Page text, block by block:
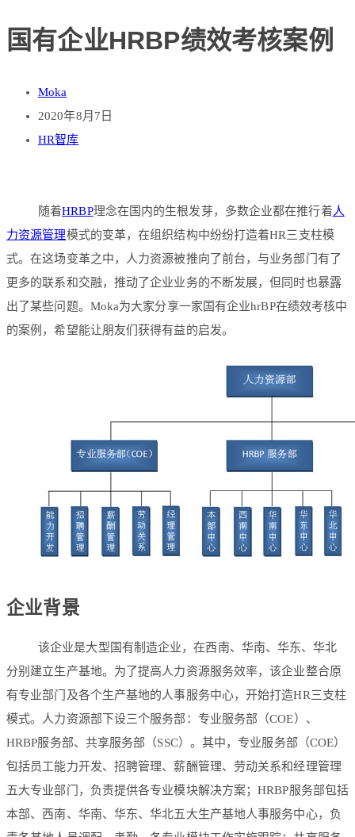
国有企业HRBP绩效考核案例
Moka
2020年8月7日
HR智库
随着HRBP理念在国内的生根发芽，多数企业都在推行着人
力资源管理模式的变革，在组织结构中纷纷打造着HR三支柱模
式。在这场变革之中，人力资源被推向了前台，与业务部门有了
更多的联系和交融，推动了企业业务的不断发展，但同时也暴露
出了某些问题。Moka为大家分享一家国有企业hrBP在绩效考核中
的案例，希望能让朋友们获得有益的启发。
企业背景
该企业是大型国有制造企业，在西南、华南、华东、华北
分别建立生产基地。为了提高人力资源服务效率，该企业整合原
有专业部门及各个生产基地的人事服务中心，开始打造HR三支柱
模式。人力资源部下设三个服务部：专业服务部（COE）、
HRBP服务部、共享服务部（SSC）。其中，专业服务部（COE）
包括员工能力开发、招聘管理、薪酬管理、劳动关系和经理管理
五大专业部门，负责提供各专业模块解决方案；HRBP服务部包括
本部、西南、华南、华东、华北五大生产基地人事服务中心，负